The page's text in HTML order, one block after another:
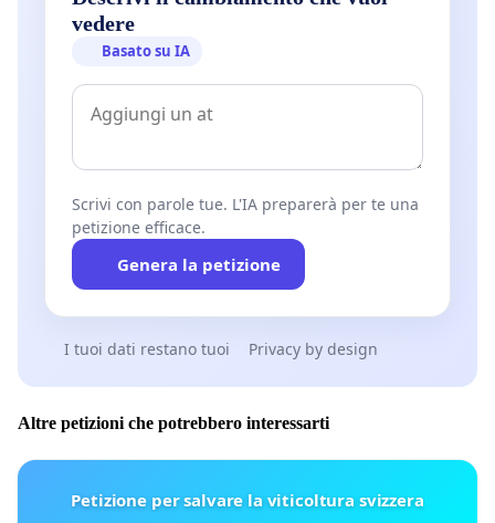
vedere
Basato su IA
Scrivi con parole tue. L'IA preparerà per te una
petizione efficace.
Genera la petizione
I tuoi dati restano tuoi Privacy by design
Altre petizioni che potrebbero interessarti
Petizione per salvare la viticoltura svizzera